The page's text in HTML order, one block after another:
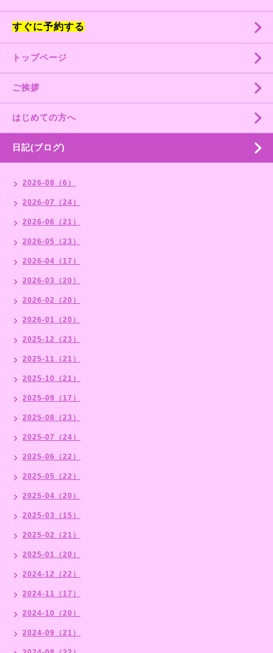
すぐに予約する
トップページ
ご挨拶
はじめての方へ
日記(ブログ)
2026-08（6）
2026-07（24）
2026-06（21）
2026-05（23）
2026-04（17）
2026-03（20）
2026-02（20）
2026-01（20）
2025-12（23）
2025-11（21）
2025-10（21）
2025-09（17）
2025-08（23）
2025-07（24）
2025-06（22）
2025-05（22）
2025-04（20）
2025-03（15）
2025-02（21）
2025-01（20）
2024-12（22）
2024-11（17）
2024-10（20）
2024-09（21）